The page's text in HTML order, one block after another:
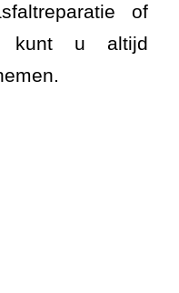
of
kunt u altijd